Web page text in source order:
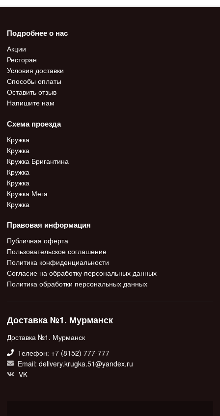
Подробнее о нас
Акции
Ресторан
Условия доставки
Способы оплаты
Оставить отзыв
Напишите нам
Схема проезда
Кружка
Кружка
Кружка Бригантина
Кружка
Кружка
Кружка Мега
Кружка
Правовая информация
Публичная оферта
Пользовательское соглашение
Политика конфиденциальности
Согласие на обработку персональных данных
Политика обработки персональных данных
Доставка №1. Мурманск
Доставка №1. Мурманск
Телефон: +7 (8152) 777-777
Email: delivery.krugka.51@yandex.ru
VK